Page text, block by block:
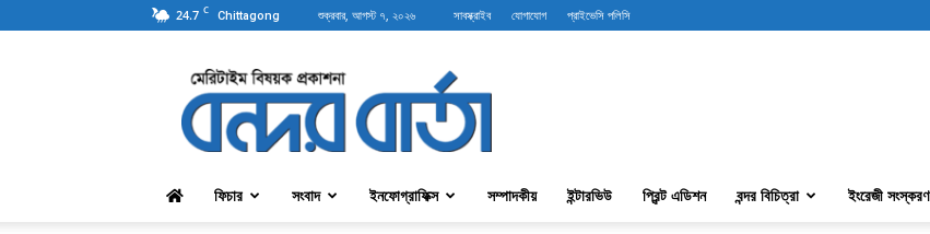
24.7 C Chittagong শুক্রবার, আগস্ট ৭, ২০২৬ সাবস্ক্রাইব যোগাযোগ প্রাইভেসি পলিসি
বন্দরবার্তা
ফিচার সংবাদ ইনফোগ্রাফিক্স সম্পাদকীয় ইন্টারভিউ প্রিন্ট এডিশন বন্দর বিচিত্রা ইংরেজী সংস্করণ